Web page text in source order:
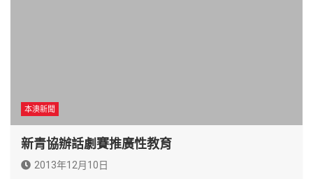
本澳新聞
新青協辦話劇賽推廣性教育
2013年12月10日